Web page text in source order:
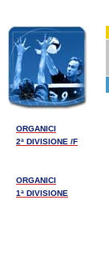
ORGANICI
2ª DIVISIONE /F
ORGANICI
1ª DIVISIONE